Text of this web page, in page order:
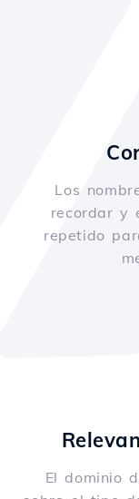
Los
recordar y
repetido
El dominio